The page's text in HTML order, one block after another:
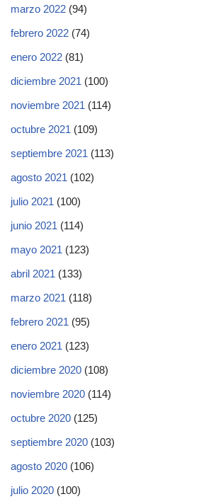
marzo 2022 (94)
febrero 2022 (74)
enero 2022 (81)
diciembre 2021 (100)
noviembre 2021 (114)
octubre 2021 (109)
septiembre 2021 (113)
agosto 2021 (102)
julio 2021 (100)
junio 2021 (114)
mayo 2021 (123)
abril 2021 (133)
marzo 2021 (118)
febrero 2021 (95)
enero 2021 (123)
diciembre 2020 (108)
noviembre 2020 (114)
octubre 2020 (125)
septiembre 2020 (103)
agosto 2020 (106)
julio 2020 (100)